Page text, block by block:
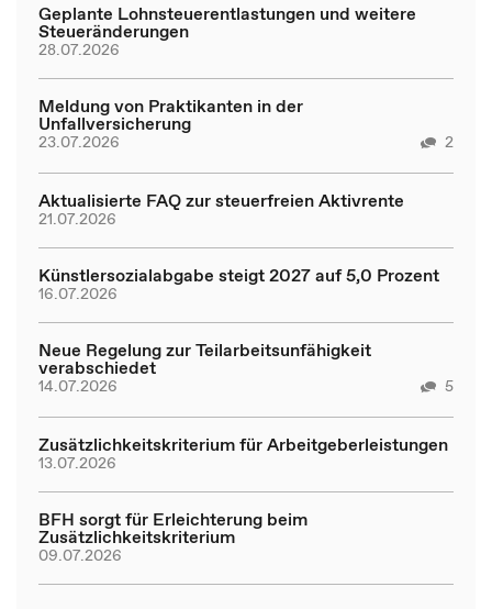
Geplante Lohnsteuerentlastungen und weitere
Steueränderungen
28.07.2026
Meldung von Praktikanten in der
Unfallversicherung
23.07.2026 2
Aktualisierte FAQ zur steuerfreien Aktivrente
21.07.2026
Künstlersozialabgabe steigt 2027 auf 5,0 Prozent
16.07.2026
Neue Regelung zur Teilarbeitsunfähigkeit
verabschiedet
14.07.2026 5
Zusätzlichkeitskriterium für Arbeitgeberleistungen
13.07.2026
BFH sorgt für Erleichterung beim
Zusätzlichkeitskriterium
09.07.2026